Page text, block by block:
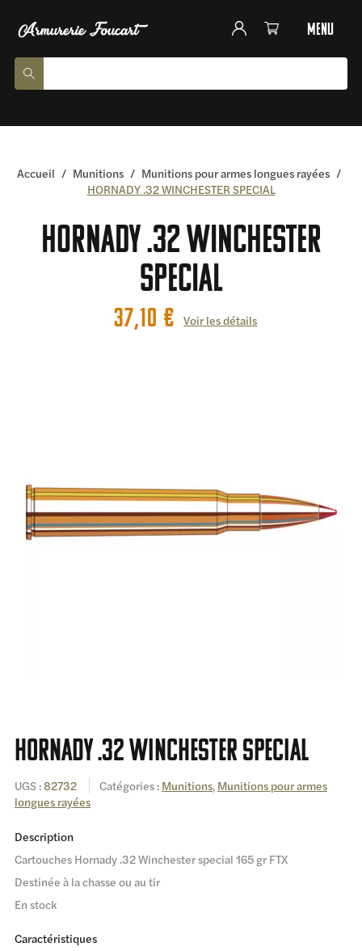
menu
Accueil / Munitions / Munitions pour armes longues rayées /
HORNADY .32 WINCHESTER SPECIAL
HORNADY .32 WINCHESTER
SPECIAL
37,10 € Voir les détails
HORNADY .32 WINCHESTER SPECIAL
UGS :82732 Catégories : Munitions, Munitions pour armes
longues rayées
Description
Cartouches Hornady .32 Winchester special 165 gr FTX
Destinée à la chasse ou au tir
En stock
Caractéristiques